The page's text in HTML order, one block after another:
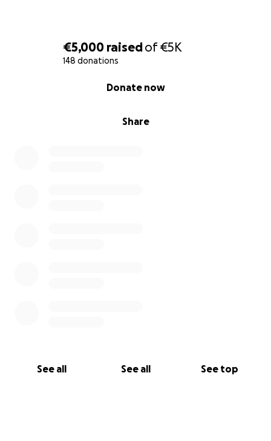
€5,000 raisedof€5K
148 donations
Share
Donate now
See all See all See top